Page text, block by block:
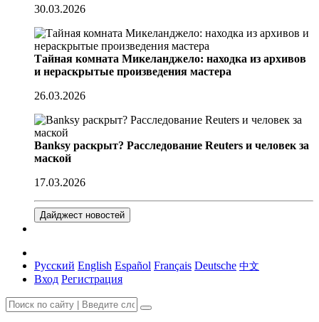
30.03.2026
Тайная комната Микеланджело: находка из архивов
и нераскрытые произведения мастера
26.03.2026
Banksy раскрыт? Расследование Reuters и человек за
маской
17.03.2026
Дайджест новостей
Русский English Español Français Deutsche 中文
Вход Регистрация